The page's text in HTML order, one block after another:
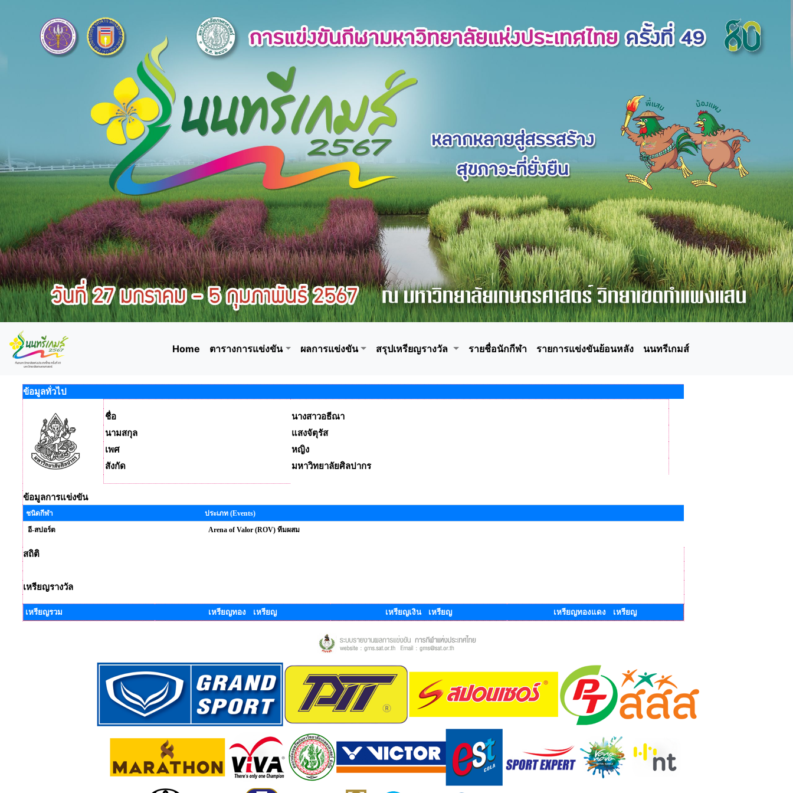
Home ตารางการแข่งขัน ผลการแข่งขัน สรุปเหรียญรางวัล รายชื่อนักกีฬา รายการแข่งขันย้อนหลัง นนทรีเกมส์
ข้อมูลทั่วไป
ชื่อ
นางสาวอธีณา
นามสกุล
แสงจัตุรัส
เพศ
หญิง
สังกัด
มหาวิทยาลัยศิลปากร
ข้อมูลการแข่งขัน
ชนิดกีฬา
ประเภท (Events)
อี-สปอร์ต
Arena of Valor (ROV) ทีมผสม
สถิติ
เหรียญรางวัล
เหรียญรวม เหรียญทอง เหรียญ เหรียญเงิน เหรียญ เหรียญทองแดง เหรียญ